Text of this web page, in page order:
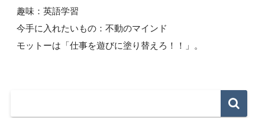
趣味：英語学習
今手に入れたいもの：不動のマインド
モットーは「仕事を遊びに塗り替えろ！！」。